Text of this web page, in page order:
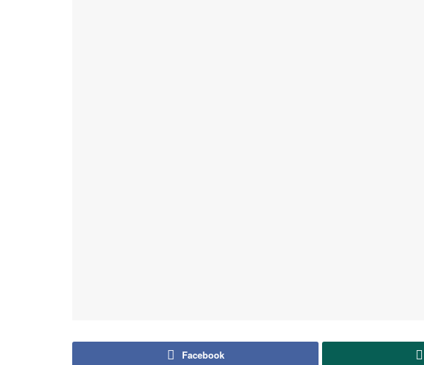
Facebook